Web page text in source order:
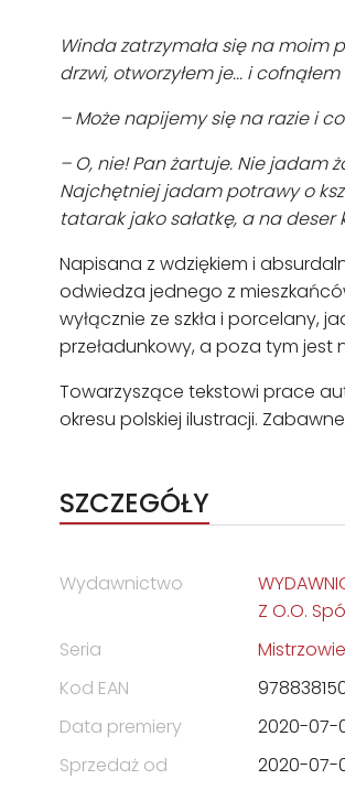
Winda zatrzymała się na moim
drzwi, otworzyłem je... i
– Może napijemy się na razie i
– O, nie! Pan żartuje. Nie jadam
Najchętniej jadam potrawy o
tatarak jako sałatkę, a na deser
Napisana z wdziękiem i
odwiedza jednego z
wyłącznie ze szkła i porcelany,
przeładunkowy, a poza tym jest
Towarzyszące tekstowi prace
okresu polskiej ilustracji.
SZCZEGÓŁY
Wydawnictwo
Z O.O.
Seria
Kod EAN
Data premiery
2020-07-
Sprzedaż od
2020-07-